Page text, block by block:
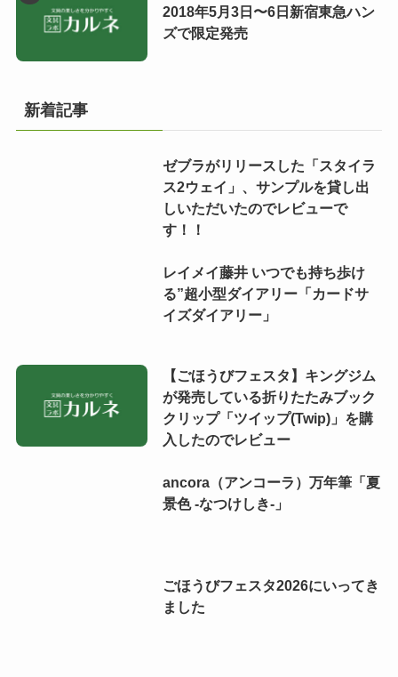
2018年5月3日〜6日新宿東急ハン
ズで限定発売
新着記事
ゼブラがリリースした「スタイラ
ス2ウェイ」、サンプルを貸し出
しいただいたのでレビューで
す！！
レイメイ藤井 いつでも持ち歩け
る”超小型ダイアリー「カードサ
イズダイアリー」
【ごほうびフェスタ】キングジム
が発売している折りたたみブック
クリップ「ツイップ(Twip)」を購
入したのでレビュー
ancora（アンコーラ）万年筆「夏
景色 -なつけしき-」
ごほうびフェスタ2026にいってき
ました